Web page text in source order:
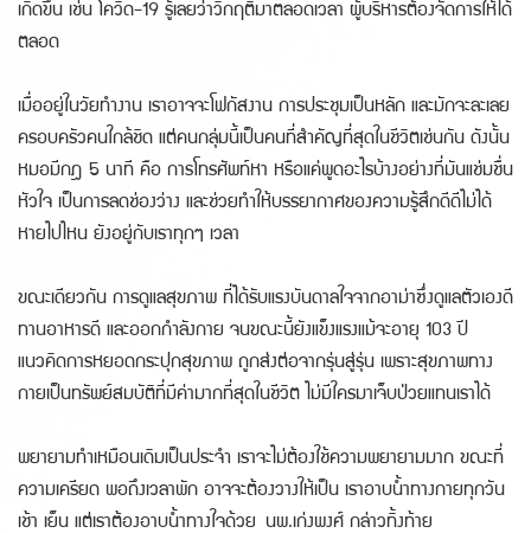
เกิดขึ้น เช่น โควิด-19 รู้เลยว่าวิกฤติมาตลอดเวลา ผู้บริหารต้องจัดการให้ได้
ตลอด
เมื่ออยู่ในวัยทำงาน เราอาจจะโฟกัสงาน การประชุมเป็นหลัก และมักจะละเลย
ครอบครัวคนใกล้ชิด แต่คนกลุ่มนี้เป็นคนที่สำคัญที่สุดในชีวิตเช่นกัน ดังนั้น
หมอมีกฎ 5 นาที คือ การโทรศัพท์หา หรือแค่พูดอะไรบ้างอย่างที่มันแช่มชื่น
หัวใจ เป็นการลดช่องว่าง และช่วยทำให้บรรยากาศของความรู้สึกดีดีไม่ได้
หายไปไหน ยังอยู่กับเราทุกๆ เวลา
ขณะเดียวกัน การดูแลสุขภาพ ที่ได้รับแรงบันดาลใจจากอาม่าซึ่งดูแลตัวเองดี
ทานอาหารดี และออกกำลังกาย จนขณะนี้ยังแข็งแรงแม้จะอายุ 103 ปี
แนวคิดการหยอดกระปุกสุขภาพ ถูกส่งต่อจากรุ่นสู่รุ่น เพราะสุขภาพทาง
กายเป็นทรัพย์สมบัติที่มีค่ามากที่สุดในชีวิต ไม่มีใครมาเจ็บป่วยแทนเราได้
พยายามทำเหมือนเดิมเป็นประจำ เราจะไม่ต้องใช้ความพยายามมาก ขณะที่
ความเครียด พอถึงเวลาพัก อาจจะต้องวางให้เป็น เราอาบน้ำทางกายทุกวัน
เช้า เย็น แต่เราต้องอาบน้ำทางใจด้วย นพ.เก่งพงศ์ กล่าวทิ้งท้าย